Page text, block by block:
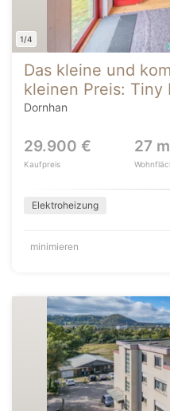
1/4
Das kleine und
kleinen Preis: Tiny
Dornhan
29.900 €
Kaufpreis
27
Elektroheizung
minimieren